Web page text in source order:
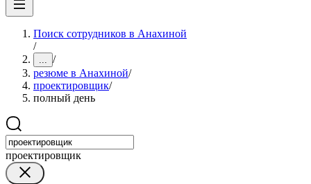
Поиск сотрудников в Анахиной
/
... /
резюме в Анахиной/
проектировщик/
полный день
проектировщик